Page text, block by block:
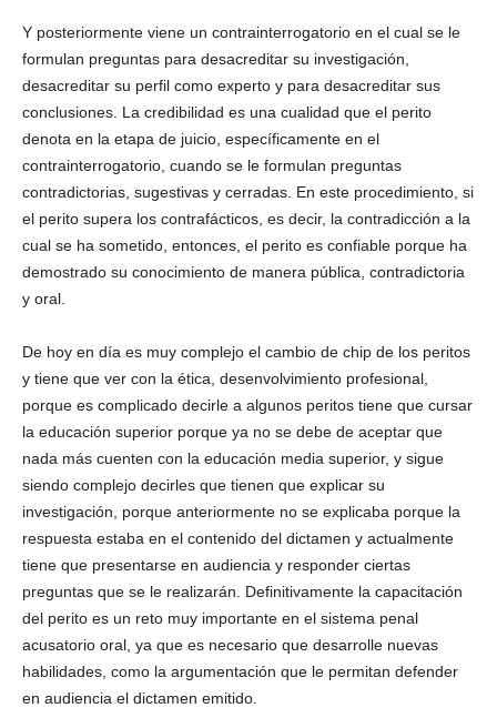
Y posteriormente viene un contrainterrogatorio en el cual se le
formulan preguntas para desacreditar su investigación,
desacreditar su perfil como experto y para desacreditar sus
conclusiones. La credibilidad es una cualidad que el perito
denota en la etapa de juicio, específicamente en el
contrainterrogatorio, cuando se le formulan preguntas
contradictorias, sugestivas y cerradas. En este procedimiento, si
el perito supera los contrafácticos, es decir, la contradicción a la
cual se ha sometido, entonces, el perito es confiable porque ha
demostrado su conocimiento de manera pública, contradictoria
y oral.
De hoy en día es muy complejo el cambio de chip de los peritos
y tiene que ver con la ética, desenvolvimiento profesional,
porque es complicado decirle a algunos peritos tiene que cursar
la educación superior porque ya no se debe de aceptar que
nada más cuenten con la educación media superior, y sigue
siendo complejo decirles que tienen que explicar su
investigación, porque anteriormente no se explicaba porque la
respuesta estaba en el contenido del dictamen y actualmente
tiene que presentarse en audiencia y responder ciertas
preguntas que se le realizarán. Definitivamente la capacitación
del perito es un reto muy importante en el sistema penal
acusatorio oral, ya que es necesario que desarrolle nuevas
habilidades, como la argumentación que le permitan defender
en audiencia el dictamen emitido.